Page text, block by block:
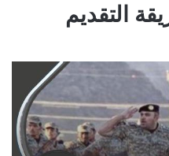
التقديم